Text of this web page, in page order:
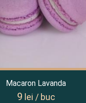
Macaron Lavanda
9 lei / buc